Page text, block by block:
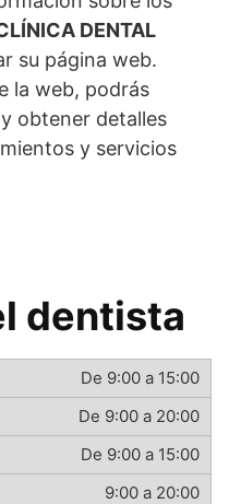
DENTAL
su página web.
la web, podrás
obtener detalles
y servicios
dentista
De 9:00 a 15:00
De 9:00 a 20:00
De 9:00 a 15:00
9:00 a 20:00